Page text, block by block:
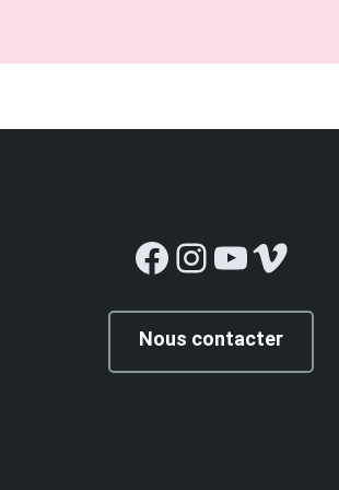
Facebook
Instagram
YouTube
Vimeo
Nous contacter